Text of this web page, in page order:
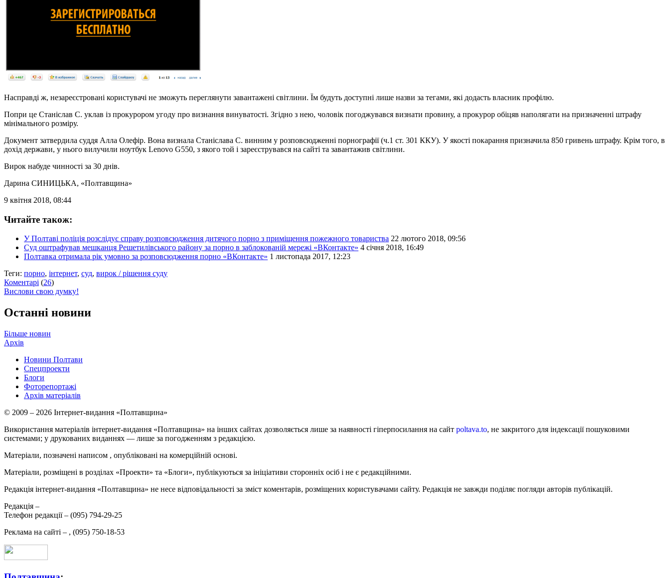
Насправді ж, незареєстровані користувачі не зможуть переглянути завантажені світлини. Їм будуть доступні лише назви за тегами, які додасть власник профілю.
Попри це Станіслав С. уклав із прокурором угоду про визнання винуватості. Згідно з нею, чоловік погоджувався визнати провину, а прокурор обіцяв наполягати на призначенні штрафу
мінімального розміру.
Документ затвердила суддя Алла Олефір. Вона визнала Станіслава С. винним у розповсюдженні порнографії (ч.1 ст. 301 ККУ). У якості покарання призначила 850 гривень штрафу. Крім того, в
дохід держави, у нього вилучили ноутбук Lenovo G550, з якого той і зареєструвався на сайті та завантажив світлини.
Вирок набуде чинності за 30 днів.
Дарина СИНИЦЬКА, «Полтавщина»
9 квітня 2018, 08:44
Читайте також:
У Полтаві поліція розслідує справу розповсюдження дитячого порно з приміщення пожежного товариства 22 лютого 2018, 09:56
Суд оштрафував мешканця Решетилівського району за порно в заблокованій мережі «ВКонтакте» 4 січня 2018, 16:49
Полтавка отримала рік умовно за розповсюдження порно «ВКонтакте» 1 листопада 2017, 12:23
Теги: порно, інтернет, суд, вирок / рішення суду
Коментарі (26)
Вислови свою думку!
Останні новини
Більше новин
Архів
Новини Полтави
Спецпроекти
Блоги
Фоторепортажі
Архів матеріалів
© 2009 – 2026 Інтернет-видання «Полтавщина»
Використання матеріалів інтернет-видання «Полтавщина» на інших сайтах дозволяється лише за наявності гіперпосилання на сайт poltava.to, не закритого для індексації пошуковими
системами; у друкованих виданнях — лише за погодженням з редакцією.
Матеріали, позначені написом , опубліковані на комерційній основі.
Матеріали, розміщені в розділах «Проекти» та «Блоги», публікуються за ініціативи сторонніх осіб і не є редакційними.
Редакція інтернет-видання «Полтавщина» не несе відповідальності за зміст коментарів, розміщених користувачами сайту. Редакція не завжди поділяє погляди авторів публікацій.
Редакція –
Телефон редакції – (095) 794-29-25
Реклама на сайті – , (095) 750-18-53